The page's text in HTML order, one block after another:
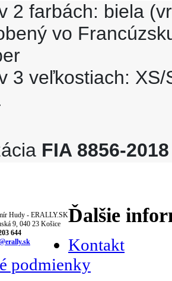
2 farbách: biela
vo
3 veľkostiach:
FIA 8856-2018
Hudy - ERALLY.SK
9, 040 23 Košice
644
Ďalšie
Kontakt
podmienky